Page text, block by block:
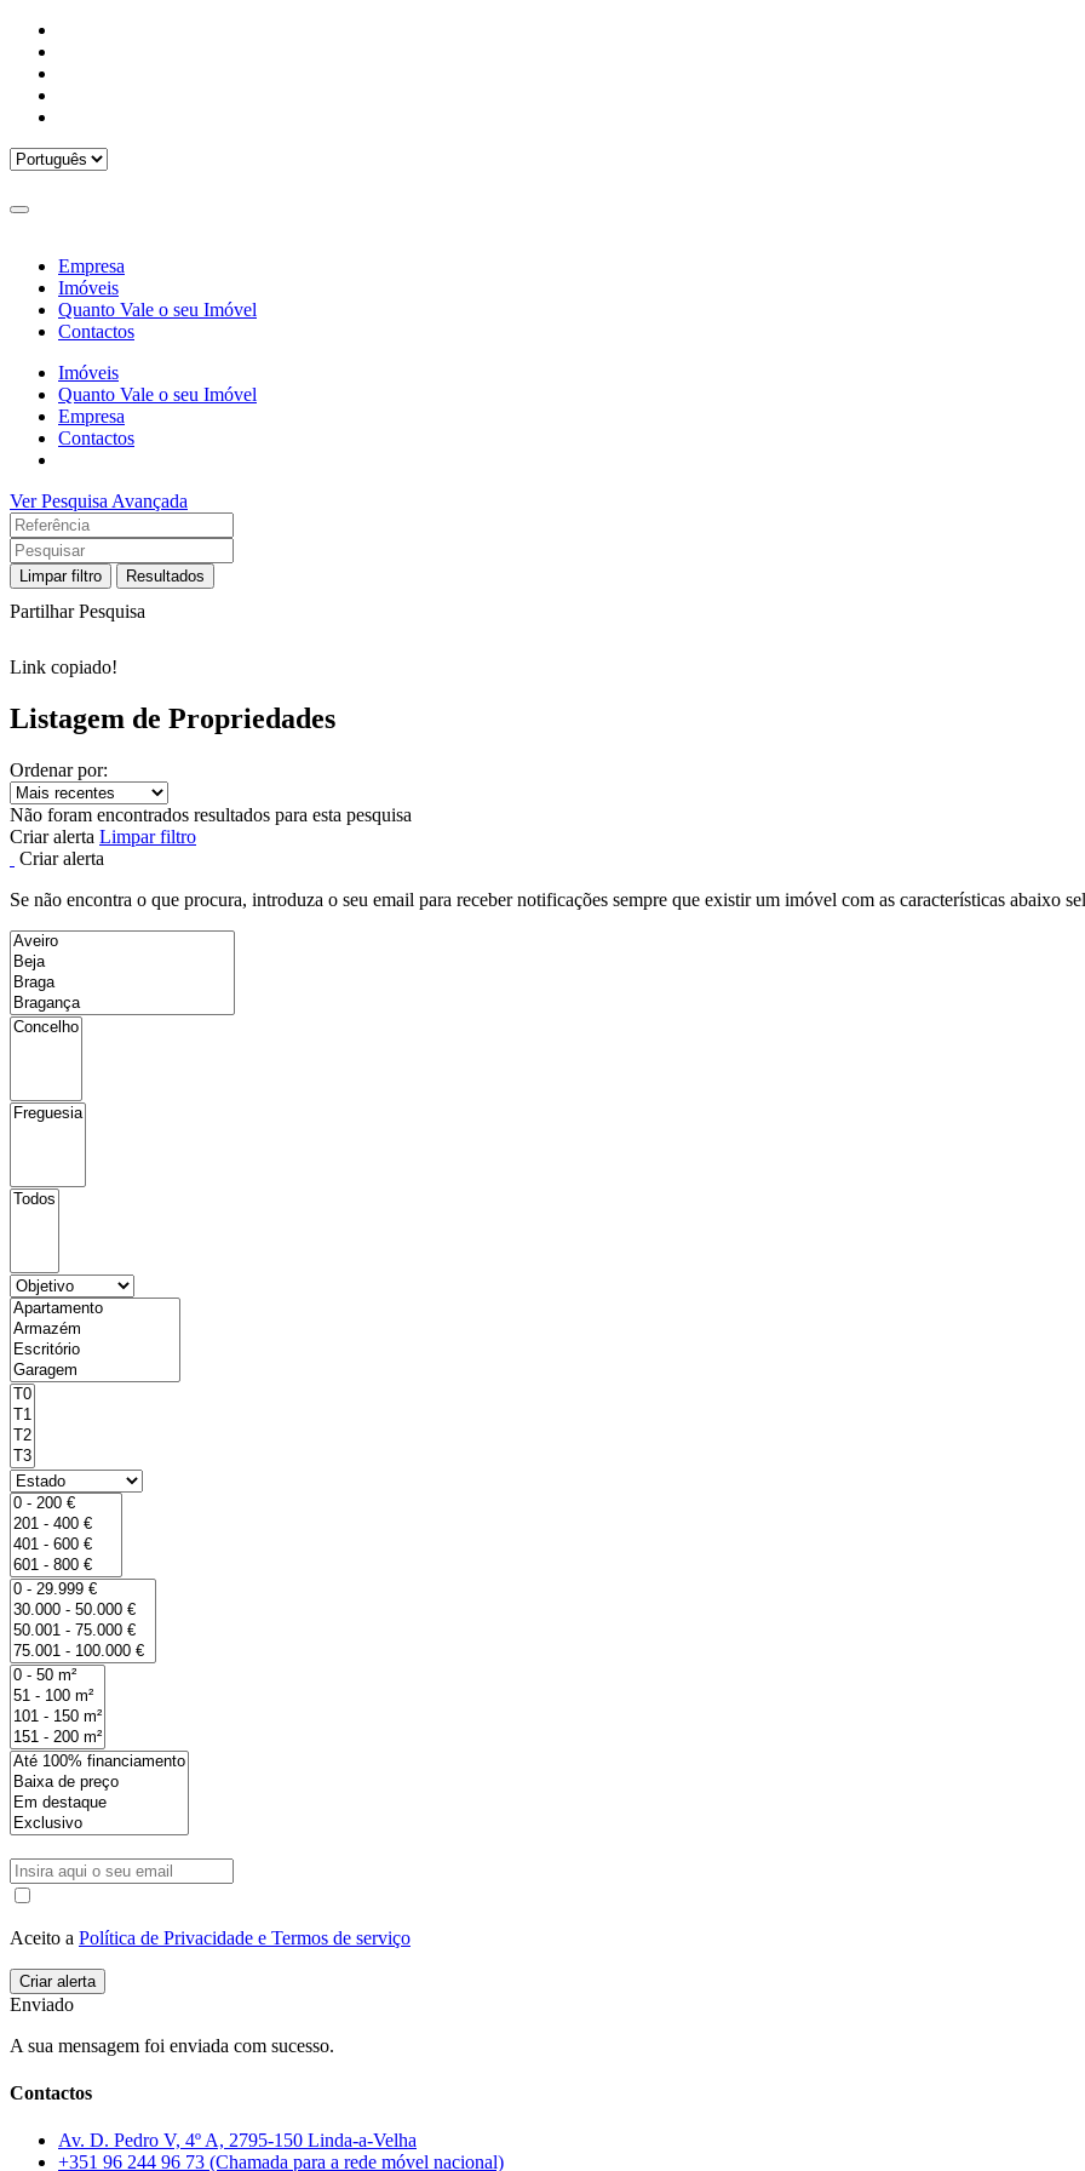
Empresa
Imóveis
Quanto Vale o seu Imóvel
Contactos
Imóveis
Quanto Vale o seu Imóvel
Empresa
Contactos
Ver Pesquisa Avançada
Limpar filtro Resultados
Partilhar Pesquisa
Link copiado!
Listagem de Propriedades
Ordenar por:
Não foram encontrados resultados para esta pesquisa
Criar alerta Limpar filtro
Criar alerta
Se não encontra o que procura, introduza o seu email para receber notificações sempre que existir um imóvel com as características abaixo
Aceito a Política de Privacidade e Termos de serviço
Enviado
A sua mensagem foi enviada com sucesso.
Contactos
Av. D. Pedro V, 4º A, 2795-150 Linda-a-Velha
+351 96 244 96 73 (Chamada para a rede móvel nacional)